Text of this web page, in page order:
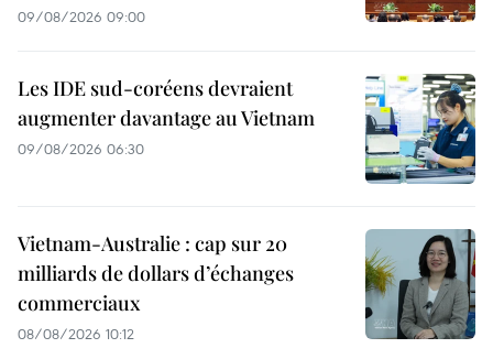
09/08/2026 09:00
Les IDE sud-coréens devraient
augmenter davantage au Vietnam
09/08/2026 06:30
Vietnam-Australie : cap sur 20
milliards de dollars d’échanges
commerciaux
08/08/2026 10:12